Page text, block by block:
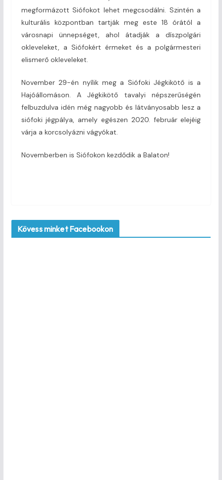
megformázott Siófokot lehet megcsodálni. Szintén a
kulturális központban tartják meg este 18 órától a
városnapi ünnepséget, ahol átadják a díszpolgári
okleveleket, a Siófokért érmeket és a polgármesteri
elismerő okleveleket.
November 29-én nyílik meg a Siófoki Jégkikötő is a
Hajóállomáson. A Jégkikötő tavalyi népszerűségén
felbuzdulva idén még nagyobb és látványosabb lesz a
siófoki jégpálya, amely egészen 2020. február elejéig
várja a korcsolyázni vágyókat.
Novemberben is Siófokon kezdődik a Balaton!
Kövess minket Facebookon